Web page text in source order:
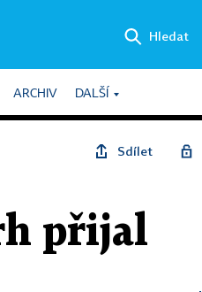
Hledat
ARCHIV DALŠÍ
Sdílet
přijal